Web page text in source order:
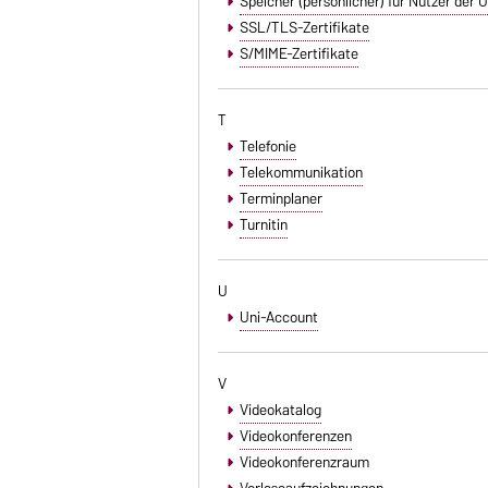
SSL/TLS-Zertifikate
S/MIME-Zertifikate
T
Telefonie
Telekommunikation
Terminplaner
Turnitin
U
Uni-Account
V
Videokatalog
Videokonferenzen
Videokonferenzraum